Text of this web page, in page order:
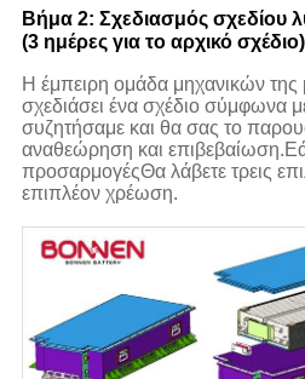
Βήμα 2: Σχεδιασμός σχεδίου
(3 ημέρες για το αρχικό σχέδιο)
Η έμπειρη ομάδα μηχανικών
σχεδιάσει ένα σχέδιο σύμφωνα
συζητήσαμε και θα σας το
αναθεώρηση και
προσαρμογέςΘα λάβετε τρεις
επιπλέον χρέωση.